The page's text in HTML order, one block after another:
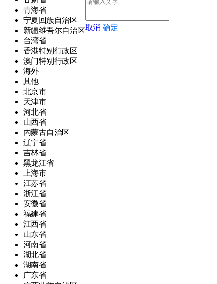
青海省
宁夏回族自治区
新疆维吾尔自治区
台湾省
香港特别行政区
澳门特别行政区
海外
其他
北京市
天津市
河北省
山西省
内蒙古自治区
辽宁省
吉林省
黑龙江省
上海市
江苏省
浙江省
安徽省
福建省
江西省
山东省
河南省
湖北省
湖南省
广东省
取消 确定